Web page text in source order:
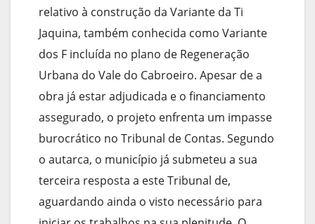
relativo à construção da Variante da Ti
Jaquina, também conhecida como Variante
dos F incluída no plano de Regeneração
Urbana do Vale do Cabroeiro. Apesar de a
obra já estar adjudicada e o financiamento
assegurado, o projeto enfrenta um impasse
burocrático no Tribunal de Contas. Segundo
o autarca, o município já submeteu a sua
terceira resposta a este Tribunal de,
aguardando ainda o visto necessário para